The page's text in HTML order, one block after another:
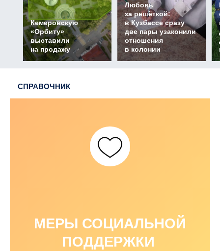
Кемеровскую
«Орбиту»
выставили
на продажу
Любовь
за решёткой:
в Кузбассе сразу
две пары узаконили
отношения
в колонии
СПРАВОЧНИК
МЕРЫ СОЦИАЛЬНОЙ
ПОДДЕРЖКИ